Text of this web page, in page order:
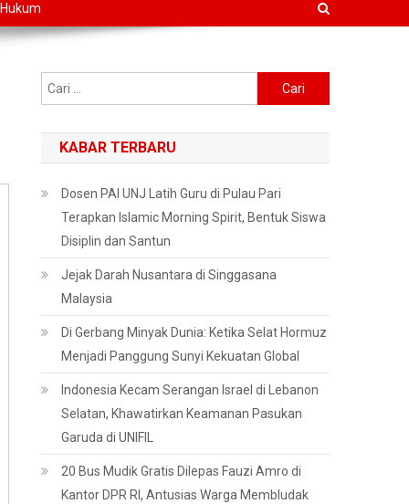
Hukum
untuk:
KABAR TERBARU
Dosen PAI UNJ Latih Guru di Pulau Pari
Terapkan Islamic Morning Spirit, Bentuk Siswa
Disiplin dan Santun
Jejak Darah Nusantara di Singgasana
Malaysia
Di Gerbang Minyak Dunia: Ketika Selat Hormuz
Menjadi Panggung Sunyi Kekuatan Global
Indonesia Kecam Serangan Israel di Lebanon
Selatan, Khawatirkan Keamanan Pasukan
Garuda di UNIFIL
20 Bus Mudik Gratis Dilepas Fauzi Amro di
Kantor DPR RI, Antusias Warga Membludak